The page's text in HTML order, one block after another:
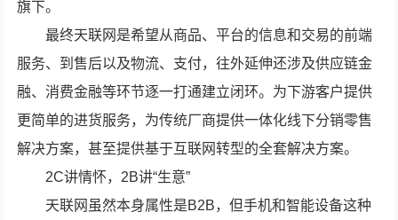
旗下。
最终天联网是希望从商品、平台的信息和交易的前端
服务、到售后以及物流、支付，往外延伸还涉及供应链金
融、消费金融等环节逐一打通建立闭环。为下游客户提供
更简单的进货服务，为传统厂商提供一体化线下分销零售
解决方案，甚至提供基于互联网转型的全套解决方案。
2C讲情怀，2B讲“生意”
天联网虽然本身属性是B2B，但手机和智能设备这种